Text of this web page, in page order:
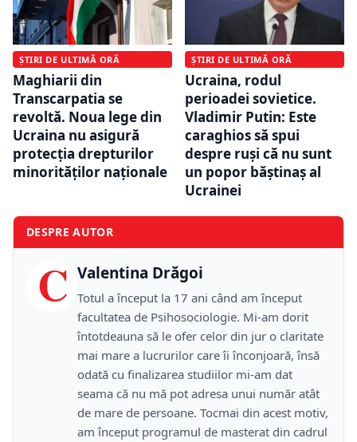
ȘTIRI DE ULTIMĂ ORĂ
Maghiarii din
Transcarpatia se
revoltă. Noua lege din
Ucraina nu asigură
protecția drepturilor
minorităților naționale
ȘTIRI DE ULTIMĂ ORĂ
Ucraina, rodul
perioadei sovietice.
Vladimir Putin: Este
caraghios să spui
despre ruși că nu sunt
un popor băștinaș al
Ucrainei
DESPRE AUTOR
C Valentina Drăgoi
Totul a început la 17 ani când am început
facultatea de Psihosociologie. Mi-am dorit
întotdeauna să le ofer celor din jur o claritate
mai mare a lucrurilor care îi înconjoară, însă
odată cu finalizarea studiilor mi-am dat
seama că nu mă pot adresa unui număr atât
de mare de persoane. Tocmai din acest motiv,
am început programul de masterat din cadrul